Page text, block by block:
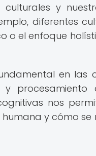
culturales y
diferentes
o el enfoque
en las
y
nos
y cómo